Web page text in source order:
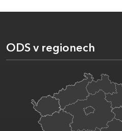
ODS v regionech